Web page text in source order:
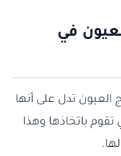
في
العيون تدل على أنها
تقوم باتخاذها وهذا